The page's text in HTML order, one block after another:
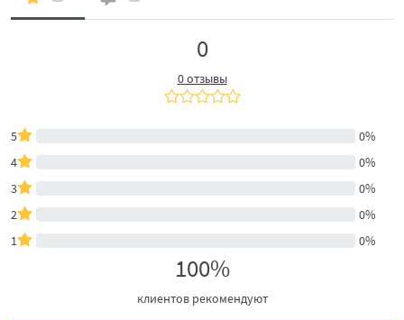
0
0 отзывы
5
0%
4
0%
3
0%
2
0%
1
0%
100%
клиентов рекомендуют